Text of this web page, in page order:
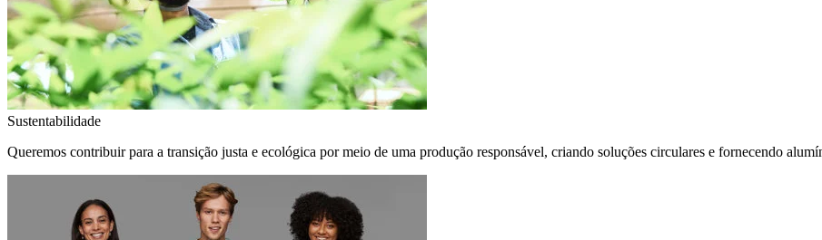
Sustentabilidade
Queremos contribuir para a transição justa e ecológica por meio de uma produção responsável, criando soluções circulares e fornecendo